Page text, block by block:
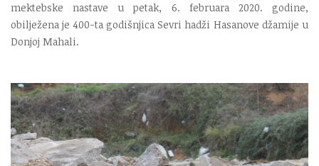
mektebske nastave u petak, 6. februara 2020. godine,
obilježena je 400-ta godišnjica Sevri hadži Hasanove džamije u
Donjoj Mahali.